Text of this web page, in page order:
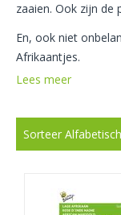
zaaien. Ook zijn de
En, ook niet
Afrikaantjes.
Lees meer
Sorteer